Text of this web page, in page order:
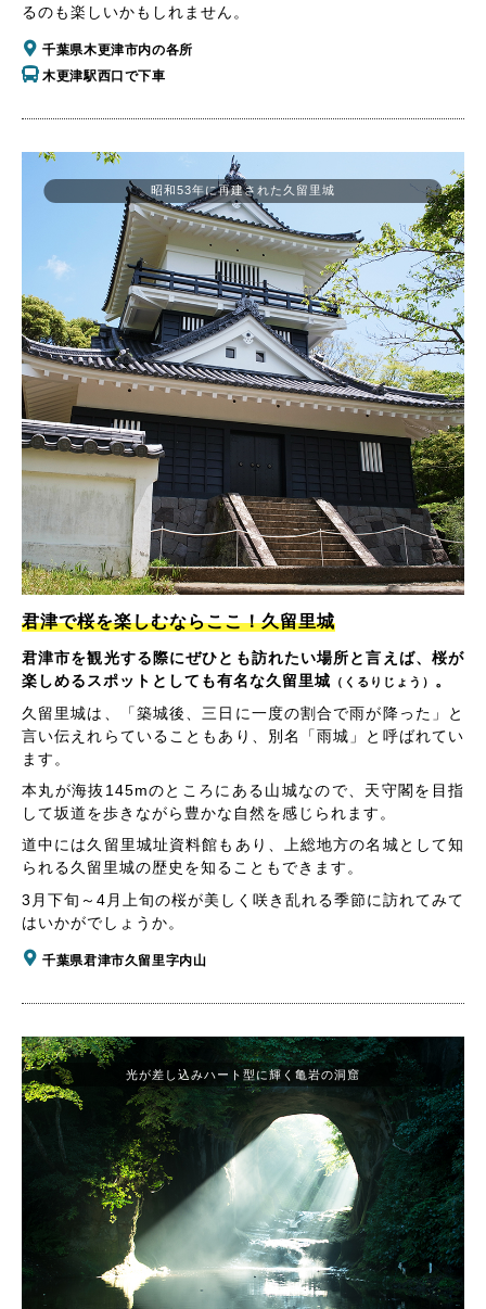
るのも楽しいかもしれません。
千葉県木更津市内の各所
木更津駅西口で下車
君津で桜を楽しむならここ！久留里城
君津市を観光する際にぜひとも訪れたい場所と言えば、桜が
楽しめるスポットとしても有名な久留里城 （くるりじょう） 。
久留里城は、「築城後、三日に一度の割合で雨が降った」と
言い伝えれらていることもあり、別名「雨城」と呼ばれてい
ます。
本丸が海抜145mのところにある山城なので、天守閣を目指
して坂道を歩きながら豊かな自然を感じられます。
道中には久留里城址資料館もあり、上総地方の名城として知
られる久留里城の歴史を知ることもできます。
3月下旬～4月上旬の桜が美しく咲き乱れる季節に訪れてみて
はいかがでしょうか。
千葉県君津市久留里字内山
昭和53年に再建された久留里城
光が差し込みハート型に輝く亀岩の洞窟